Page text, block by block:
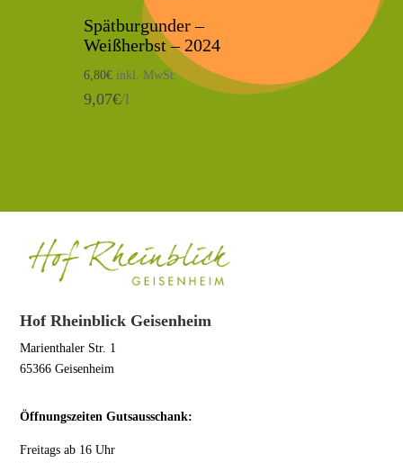
Spätburgunder –
Weißherbst – 2024
6,80€ inkl. MwSt.
9,07€/l
Hof Rheinblick Geisenheim
Marienthaler Str. 1
65366 Geisenheim
Öffnungszeiten Gutsausschank:
Freitags ab 16 Uhr